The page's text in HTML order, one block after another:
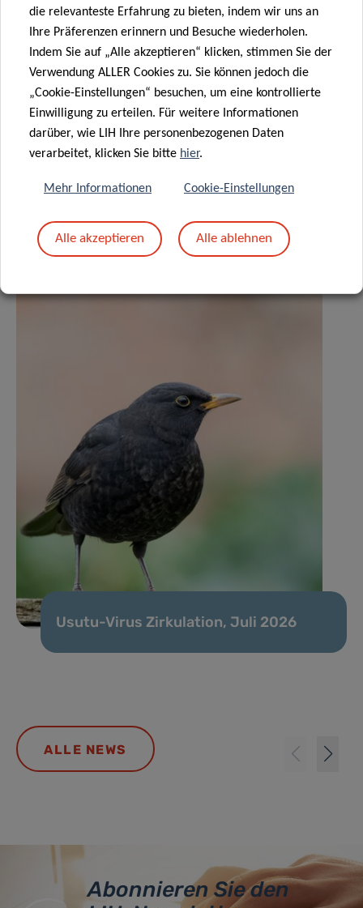
Contact
Teilen auf
Ähnliche News
Usutu-Virus Zirkulation, Juli 2026
ALLE NEWS
Abonnieren Sie den
die relevanteste Erfahrung zu bieten, indem wir uns an
Ihre Präferenzen erinnern und Besuche wiederholen.
Indem Sie auf „Alle akzeptieren“ klicken, stimmen Sie der
Verwendung ALLER Cookies zu. Sie können jedoch die
„Cookie-Einstellungen“ besuchen, um eine kontrollierte
Einwilligung zu erteilen. Für weitere Informationen
darüber, wie LIH Ihre personenbezogenen Daten
verarbeitet, klicken Sie bitte hier.
Mehr Informationen Cookie-Einstellungen
Alle akzeptieren Alle ablehnen